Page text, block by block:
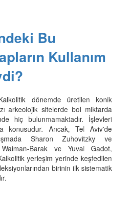
Bu
Kullanım
dönemde üretilen konik
arkeolojik sitelerde bol miktarda
hiç bulunmamaktadır. İşlevleri
konusudur. Ancak, Tel Aviv'de
Sharon Zuhovitzky ve
Waiman-Barak ve Yuval Gadot,
yerleşim yerinde keşfedilen
birinin ilk sistematik